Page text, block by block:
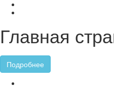
Главная
Подробнее